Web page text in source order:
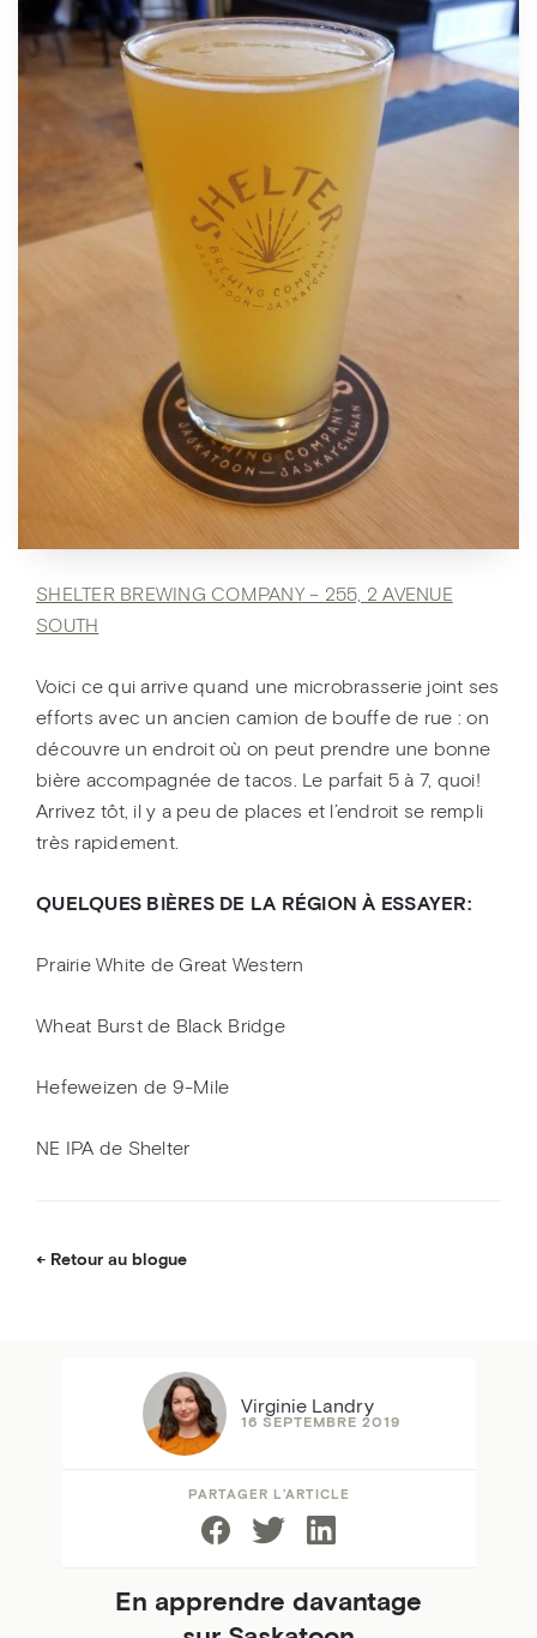
SHELTER BREWING COMPANY – 255, 2 AVENUE
SOUTH
Voici ce qui arrive quand une microbrasserie joint ses
efforts avec un ancien camion de bouffe de rue : on
découvre un endroit où on peut prendre une bonne
bière accompagnée de tacos. Le parfait 5 à 7, quoi!
Arrivez tôt, il y a peu de places et l’endroit se rempli
très rapidement.
QUELQUES BIÈRES DE LA RÉGION À ESSAYER:
Prairie White de Great Western
Wheat Burst de Black Bridge
Hefeweizen de 9-Mile
NE IPA de Shelter
Retour au blogue
Virginie Landry
16 SEPTEMBRE 2019
PARTAGER L’ARTICLE
En apprendre davantage